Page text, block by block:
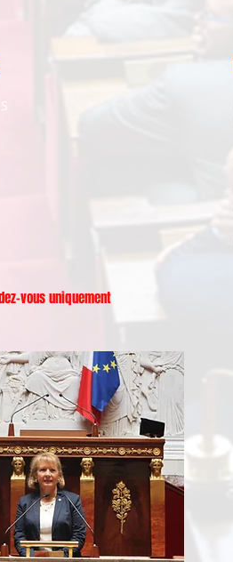
vous uniquement